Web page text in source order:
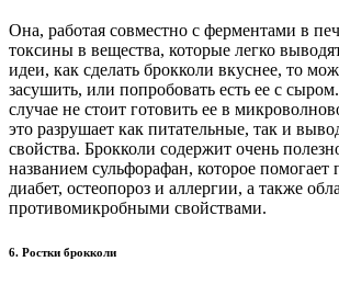
Она, работая совместно с ферментами в
токсины в вещества, которые легко
идеи, как сделать брокколи вкуснее, то
засушить, или попробовать есть ее с
случае не стоит готовить ее в
это разрушает как питательные, так и
свойства. Брокколи содержит очень
названием сульфорафан, которое помогает
диабет, остеопороз и аллергии, а также
противомикробными свойствами.
6. Ростки брокколи